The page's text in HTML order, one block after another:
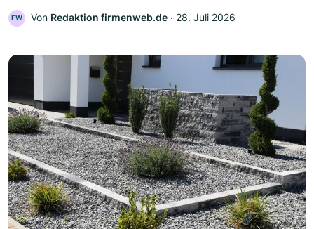
FW Von Redaktion firmenweb.de ‧ 28. Juli 2026